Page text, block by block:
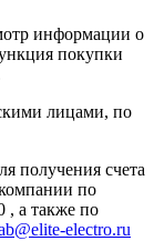
информации о
покупки
лицами, по
получения счета
по
, а также по
electro.ru